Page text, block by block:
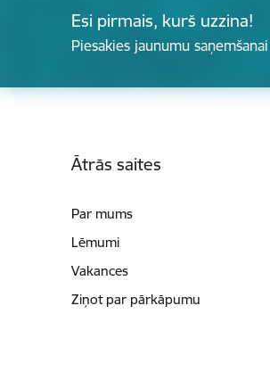
Esi pirmais, kurš uzzina!
Piesakies jaunumu
Ātrās saites
Par mums
Lēmumi
Vakances
Ziņot par pārkāpumu